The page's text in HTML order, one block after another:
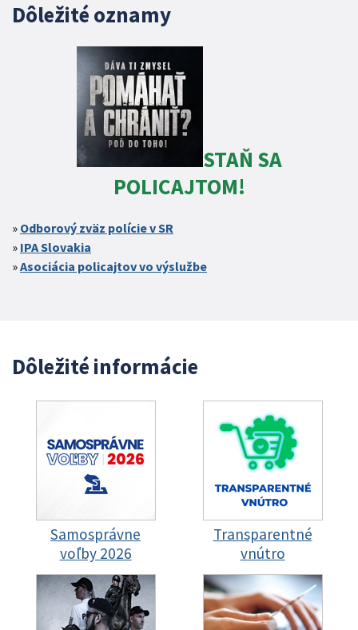
Dôležité oznamy
STAŇ SA
POLICAJTOM!
Odborový zväz polície v SR
IPA Slovakia
Asociácia policajtov vo výslužbe
Dôležité informácie
Samosprávne
voľby 2026
Transparentné
vnútro